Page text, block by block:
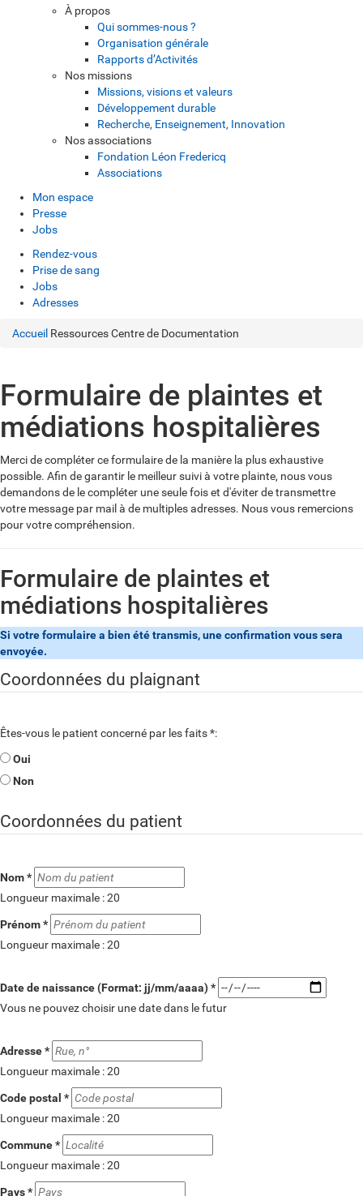
À propos
Qui sommes-nous ?
Organisation générale
Rapports d’Activités
Nos missions
Missions, visions et valeurs
Développement durable
Recherche, Enseignement, Innovation
Nos associations
Fondation Léon Fredericq
Associations
Mon espace
Presse
Jobs
Rendez-vous
Prise de sang
Jobs
Adresses
Accueil RessourcesCentre de Documentation
Formulaire de plaintes et
médiations hospitalières
Merci de compléter ce formulaire de la manière la plus exhaustive
possible. Afin de garantir le meilleur suivi à votre plainte, nous vous
demandons de le compléter une seule fois et d'éviter de transmettre
votre message par mail à de multiples adresses. Nous vous remercions
pour votre compréhension.
Formulaire de plaintes et
médiations hospitalières
Si votre formulaire a bien été transmis, une confirmation vous sera
envoyée.
Coordonnées du plaignant
Êtes-vous le patient concerné par les faits*(champ
:
Oui
Non
Coordonnées du patient
Nom*(champ
obligatoire)
Longueur maximale : 20
Prénom*(champ
obligatoire)
Longueur maximale : 20
Date de naissance (Format: jj/mm/aaaa)*(champ
Vous ne pouvez choisir une date dans le futur
Adresse*(champ
obligatoire)
Longueur maximale : 20
Code postal *(champ
obligatoire)
Longueur maximale : 20
Commune*(champ
obligatoire)
Longueur maximale : 20
Pays*(champ